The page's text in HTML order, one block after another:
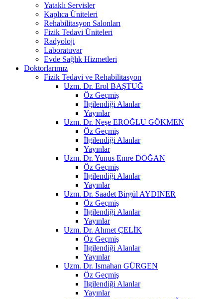
Yataklı Servisler
Kaplıca Üniteleri
Rehabilitasyon Salonları
Fizik Tedavi Üniteleri
Radyoloji
Laboratuvar
Evde Sağlık Hizmetleri
Doktorlarımız
Fizik Tedavi ve Rehabilitasyon
Uzm. Dr. Erol BAŞTUĞ
Öz Geçmiş
İlgilendiği Alanlar
Yayınlar
Uzm. Dr. Neşe EROĞLU GÖKMEN
Öz Geçmiş
İlgilendiği Alanlar
Yayınlar
Uzm. Dr. Yunus Emre DOĞAN
Öz Geçmiş
İlgilendiği Alanlar
Yayınlar
Uzm. Dr. Saadet Birgül AYDINER
Öz Geçmiş
İlgilendiği Alanlar
Yayınlar
Uzm. Dr. Ahmet ÇELİK
Öz Geçmiş
İlgilendiği Alanlar
Yayınlar
Uzm. Dr. Ismahan GÜRGEN
Öz Geçmiş
İlgilendiği Alanlar
Yayınlar